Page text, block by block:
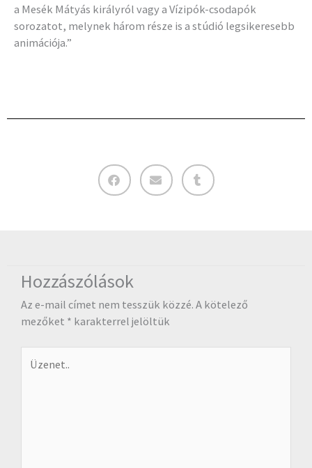
a Mesék Mátyás királyról vagy a Vízipók-csodapók
sorozatot, melynek három része is a stúdió legsikeresebb
animációja.”
Hozzászólások
Az e-mail címet nem tesszük közzé. A kötelező
mezőket * karakterrel jelöltük